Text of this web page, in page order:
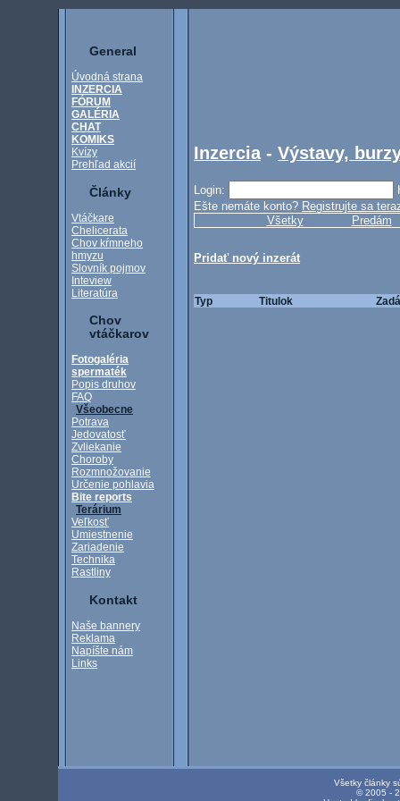
General
Úvodná strana
INZERCIA
FÓRUM
GALÉRIA
CHAT
KOMIKS
Kvízy
Prehľad akcií
Články
Vtáčkare
Chelicerata
Chov kŕmneho
hmyzu
Slovník pojmov
Inteview
Literatúra
Chov
vtáčkarov
Fotogaléria
spermaték
Popis druhov
FAQ
Všeobecne
Potrava
Jedovatosť
Zvliekanie
Choroby
Rozmnožovanie
Určenie pohlavia
Bite reports
Terárium
Veľkosť
Umiestnenie
Zariadenie
Technika
Rastliny
Kontakt
Naše bannery
Reklama
Napíšte nám
Links
Inzercia- Výstavy,
Login:
Ešte nemáte konto? Registrujte sa
Všetky
Predám
Pridať nový inzerát
Typ Titulok
Všetky články
© 2005 -